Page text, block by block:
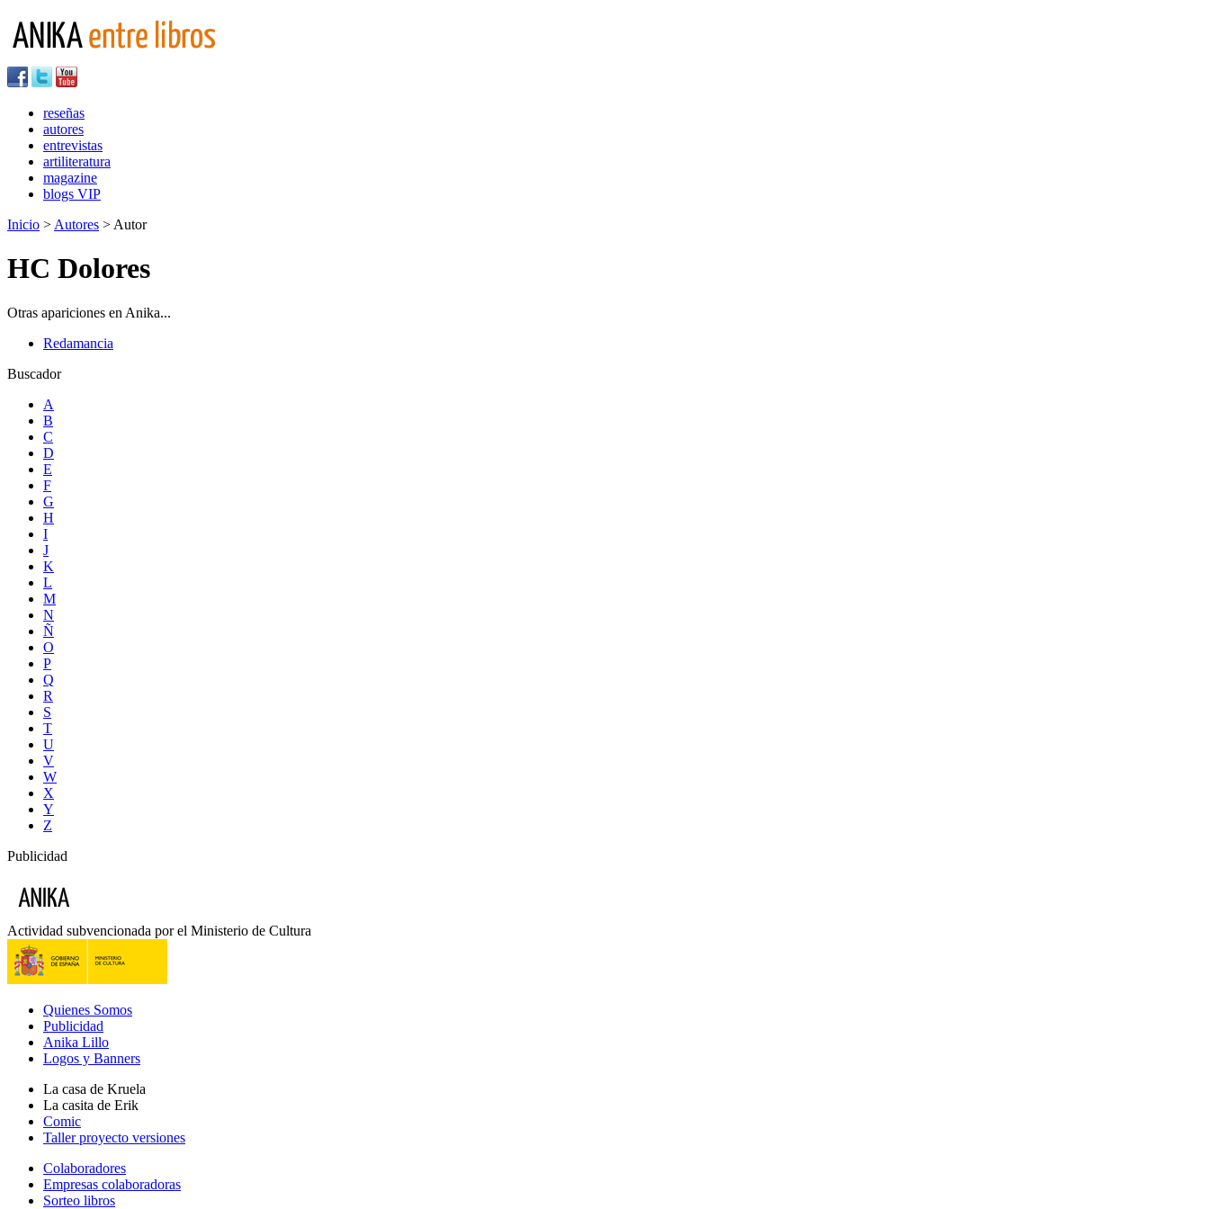
reseñas
autores
entrevistas
artiliteratura
magazine
blogs VIP
Inicio > Autores > Autor
HC Dolores
Otras apariciones en Anika...
Redamancia
Buscador
A
B
C
D
E
F
G
H
I
J
K
L
M
N
Ñ
O
P
Q
R
S
T
U
V
W
X
Y
Z
Publicidad
Actividad subvencionada por el Ministerio de Cultura
Quienes Somos
Publicidad
Anika Lillo
Logos y Banners
La casa de Kruela
La casita de Erik
Comic
Taller proyecto versiones
Colaboradores
Empresas colaboradoras
Sorteo libros